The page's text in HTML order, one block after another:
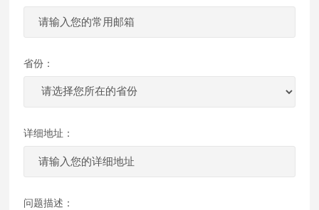
省份：
详细地址：
问题描述：